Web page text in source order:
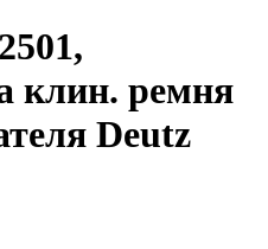
клин. ремня
Deutz